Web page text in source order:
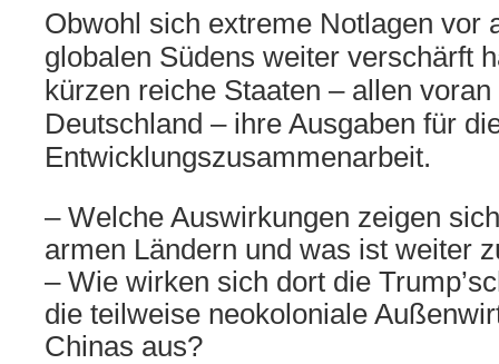
Obwohl sich extreme Notlagen vor
globalen Südens weiter verschärft
kürzen reiche Staaten – allen
Deutschland – ihre Ausgaben für
Entwicklungszusammenarbeit.
– Welche Auswirkungen zeigen
armen Ländern und was ist weiter
– Wie wirken sich dort die
die teilweise neokoloniale
Chinas aus?